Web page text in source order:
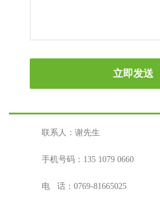
立即发送
联系人：谢先生
手机号码：135 1079 0660
电 话：0769-81665025